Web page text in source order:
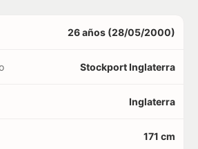
26 años (28/05/2000)
Stockport Inglaterra
Inglaterra
171 cm